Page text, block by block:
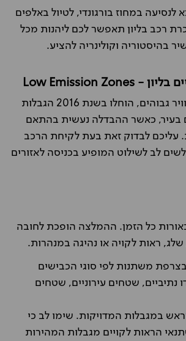
לנסיעה במחוז בורגונדי, לטיול באלפים
רכב בליון תאפשר לכם ליהנות מכל
בהיסטוריה וקולינריה להציע.
בליון - Low Emission Zones
בשל אחוזי זיהום אוויר גבוהים, הוחלו בשנת 2016 הגבלות
בעיר, כאשר ההבדלה נעשית בהתאם
עליכם לבדוק זאת בעת לקיחת הרכב
לב לשילוט המופיע בכניסה לאזורים
כל הזמן. ההמלצה הופכת לחובה
ראות לקויה או נהיגה במנהרות.
משתנות לפי סוגי הכבישים
נתיביים, שטחים עירוניים, שטחים
במגבלות המדויקות. שימו לב כי
הראות לקויים מגבלות המהירות